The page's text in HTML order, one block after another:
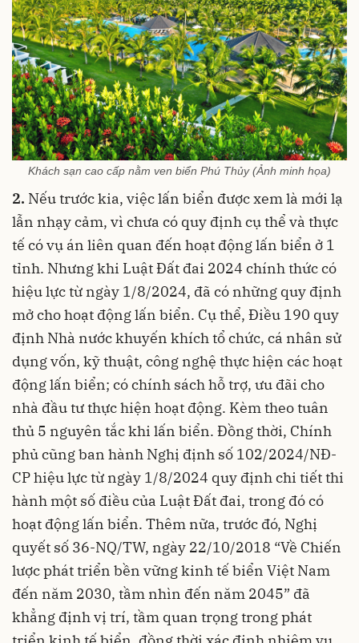
Khách sạn cao cấp nằm ven biển Phú Thủy (Ảnh minh họa)
2. Nếu trước kia, việc lấn biển được xem là mới lạ
lẫn nhạy cảm, vì chưa có quy định cụ thể và thực
tế có vụ án liên quan đến hoạt động lấn biển ở 1
tỉnh. Nhưng khi Luật Đất đai 2024 chính thức có
hiệu lực từ ngày 1/8/2024, đã có những quy định
mở cho hoạt động lấn biển. Cụ thể, Điều 190 quy
định Nhà nước khuyến khích tổ chức, cá nhân sử
dụng vốn, kỹ thuật, công nghệ thực hiện các hoạt
động lấn biển; có chính sách hỗ trợ, ưu đãi cho
nhà đầu tư thực hiện hoạt động. Kèm theo tuân
thủ 5 nguyên tắc khi lấn biển. Đồng thời, Chính
phủ cũng ban hành Nghị định số 102/2024/NĐ-
CP hiệu lực từ ngày 1/8/2024 quy định chi tiết thi
hành một số điều của Luật Đất đai, trong đó có
hoạt động lấn biển. Thêm nữa, trước đó, Nghị
quyết số 36-NQ/TW, ngày 22/10/2018 “Về Chiến
lược phát triển bền vững kinh tế biển Việt Nam
đến năm 2030, tầm nhìn đến năm 2045” đã
khẳng định vị trí, tầm quan trọng trong phát